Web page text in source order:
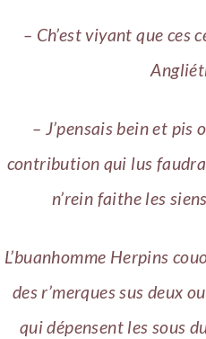
– Ch’est viyant que ces
– J’pensais bein et pis
contribution qui lus
n’rein faithe les
L’buanhomme Herpins
des r’merques sus deux
qui dépensent les sous